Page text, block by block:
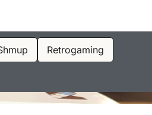
Retrogaming